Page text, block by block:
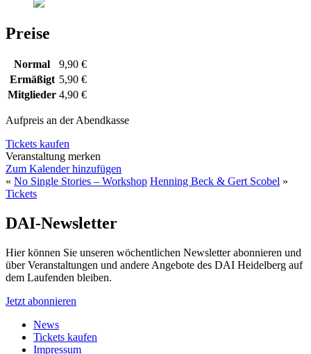
Preise
Normal
9,90 €
Ermäßigt 5,90 €
Mitglieder 4,90 €
Aufpreis an der Abendkasse
Tickets kaufen
Veranstaltung merken
Zum Kalender hinzufügen
« No Single Stories – Workshop Henning Beck & Gert Scobel »
Tickets
DAI-Newsletter
Hier können Sie unseren wöchentlichen Newsletter abonnieren und
über Veranstaltungen und andere Angebote des DAI Heidelberg auf
dem Laufenden bleiben.
Jetzt abonnieren
News
Tickets kaufen
Impressum